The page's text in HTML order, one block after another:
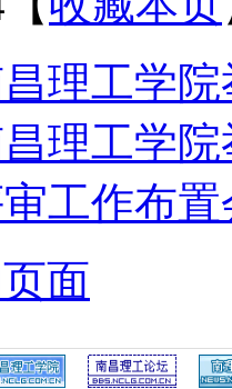
理工学
理工学
工作布置
面